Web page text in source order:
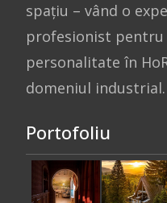
spațiu – vând o
profesionist pentru
personalitate în
domeniul industrial.
Portofoliu